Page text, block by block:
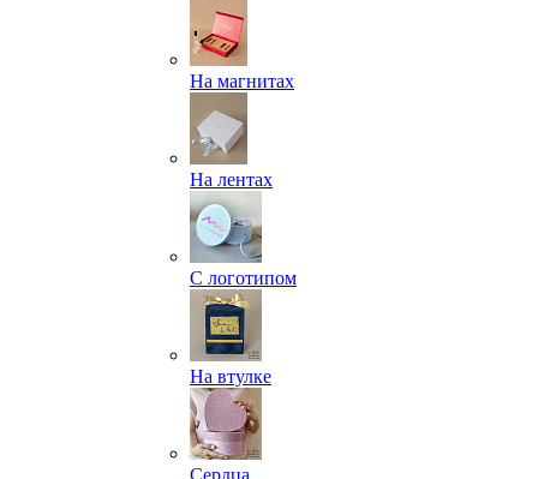
На магнитах
На лентах
С логотипом
На втулке
Сердца